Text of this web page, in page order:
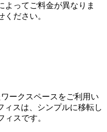
よってご料金が異なりま
ださい。
ークスペースをご利用い
ィスは、シンプルに移転し
スです。